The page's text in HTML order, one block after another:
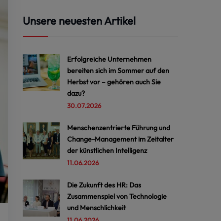
Unsere neuesten Artikel
Erfolgreiche Unternehmen
bereiten sich im Sommer auf den
Herbst vor – gehören auch Sie
dazu?
30.07.2026
Menschenzentrierte Führung und
Change-Management im Zeitalter
der künstlichen Intelligenz
11.06.2026
Die Zukunft des HR: Das
Zusammenspiel von Technologie
und Menschlichkeit